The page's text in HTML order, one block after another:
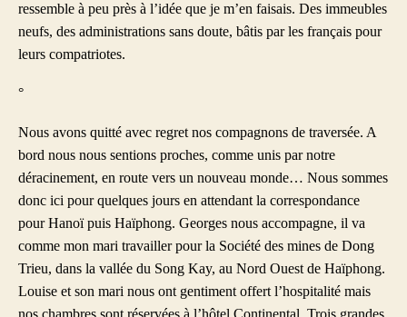
ressemble à peu près à l’idée que je m’en faisais. Des immeubles
neufs, des administrations sans doute, bâtis par les français pour
leurs compatriotes.
°
Nous avons quitté avec regret nos compagnons de traversée. A
bord nous nous sentions proches, comme unis par notre
déracinement, en route vers un nouveau monde… Nous sommes
donc ici pour quelques jours en attendant la correspondance
pour Hanoï puis Haïphong. Georges nous accompagne, il va
comme mon mari travailler pour la Société des mines de Dong
Trieu, dans la vallée du Song Kay, au Nord Ouest de Haïphong.
Louise et son mari nous ont gentiment offert l’hospitalité mais
nos chambres sont réservées à l’hôtel Continental. Trois grandes